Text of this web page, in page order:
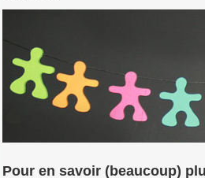
Pour en savoir (beaucoup)